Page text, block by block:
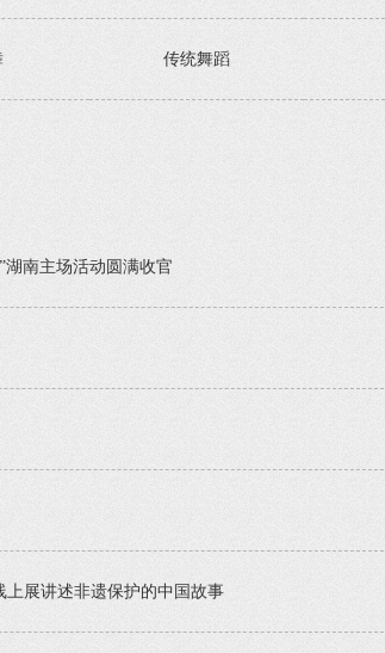
传统舞蹈
湖南主场活动圆满收官
上展讲述非遗保护的中国故事